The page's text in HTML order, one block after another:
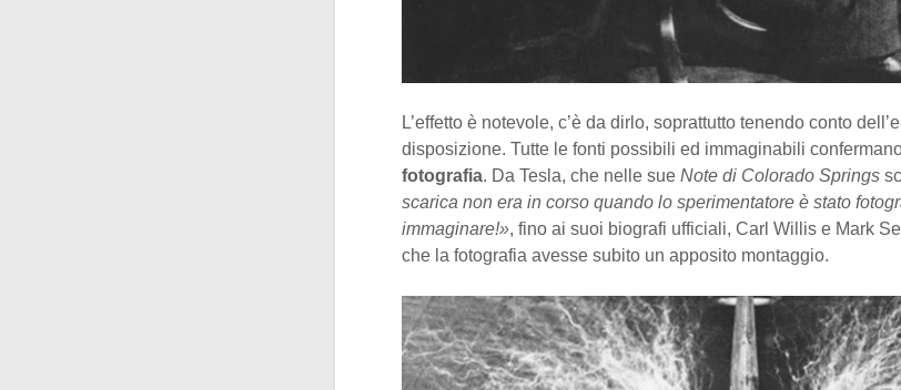
L’effetto è notevole, c’è da dirlo, soprattutto tenendo conto
disposizione. Tutte le fonti possibili ed immaginabili
fotografia. Da Tesla, che nelle sue Note di Colorado Springs
scarica non era in corso quando lo sperimentatore è stato
immaginare!», fino ai suoi biografi ufficiali, Carl Willis e Mark
che la fotografia avesse subito un apposito montaggio.